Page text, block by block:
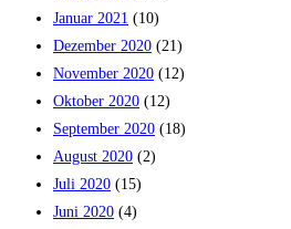
Januar 2021 (10)
Dezember 2020 (21)
November 2020 (12)
Oktober 2020 (12)
September 2020 (18)
August 2020 (2)
Juli 2020 (15)
Juni 2020 (4)